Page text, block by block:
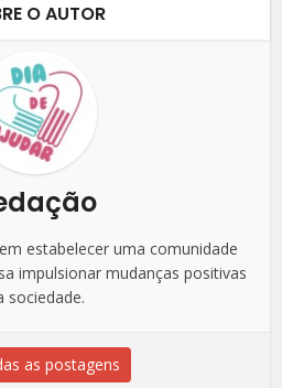
O AUTOR
estabelecer uma comunidade
impulsionar mudanças positivas
sociedade.
as postagens